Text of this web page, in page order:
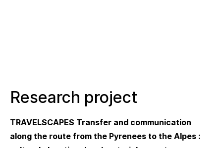
Research project
TRAVELSCAPES Transfer and communication
along the route from the Pyrenees to the Alpes :